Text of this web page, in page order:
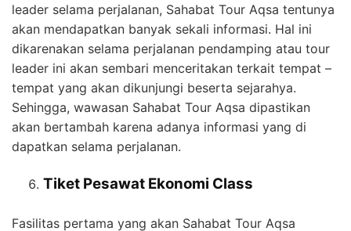
leader selama perjalanan, Sahabat Tour Aqsa tentunya
akan mendapatkan banyak sekali informasi. Hal ini
dikarenakan selama perjalanan pendamping atau tour
leader ini akan sembari menceritakan terkait tempat –
tempat yang akan dikunjungi beserta sejarahya.
Sehingga, wawasan Sahabat Tour Aqsa dipastikan
akan bertambah karena adanya informasi yang di
dapatkan selama perjalanan.
Tiket Pesawat Ekonomi Class
Fasilitas pertama yang akan Sahabat Tour Aqsa